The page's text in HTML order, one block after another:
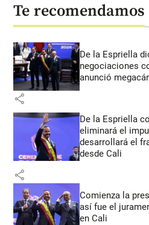
Te recomendamos
De la Espriella
negociaciones
anunció
share
De la Espriella
eliminará el
desarrollará el
desde Cali
share
Comienza la
así fue el
en Cali